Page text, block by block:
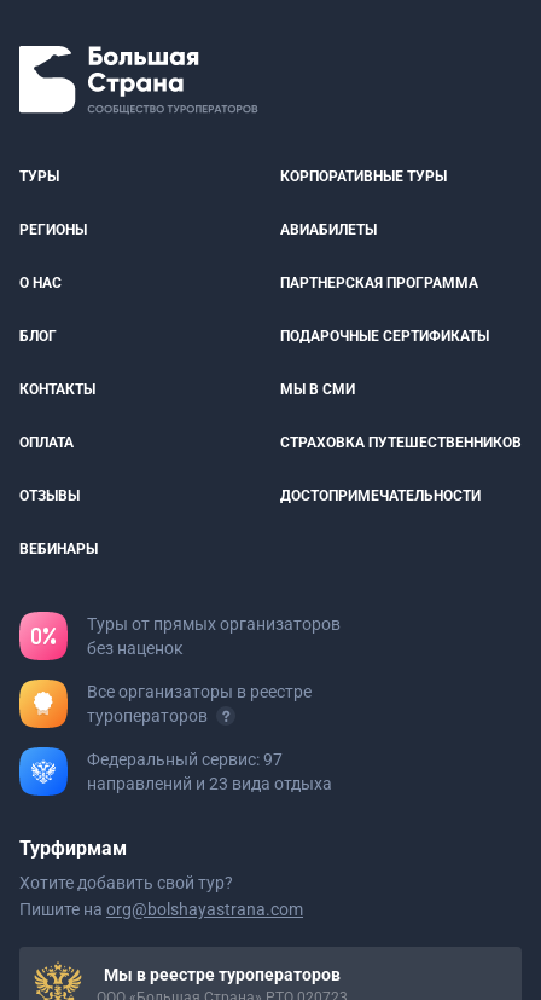
ТУРЫ КОРПОРАТИВНЫЕ ТУРЫ
РЕГИОНЫ АВИАБИЛЕТЫ
О НАС ПАРТНЕРСКАЯ ПРОГРАММА
БЛОГ ПОДАРОЧНЫЕ СЕРТИФИКАТЫ
КОНТАКТЫ МЫ В СМИ
ОПЛАТА СТРАХОВКА ПУТЕШЕСТВЕННИКОВ
ОТЗЫВЫ ДОСТОПРИМЕЧАТЕЛЬНОСТИ
ВЕБИНАРЫ
Туры от прямых организаторов
без наценок
Все организаторы в реестре
туроператоров
Федеральный сервис: 97
направлений и 23 вида отдыха
Турфирмам
Хотите добавить свой тур?
Пишите на org@bolshayastrana.com
Мы в реестре туроператоров